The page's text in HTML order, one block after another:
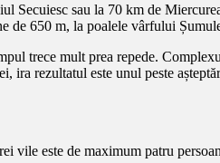
Secuiesc sau la 70 km de
de 650 m, la poalele vârfului
trece mult prea repede.
ira rezultatul este unul peste
vile este de maximum patru